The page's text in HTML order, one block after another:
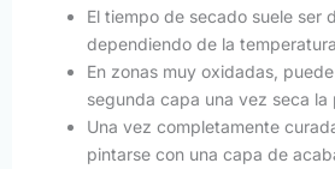
El tiempo de secado suele ser
dependiendo de la
En zonas muy oxidadas,
segunda capa una vez seca la
Una vez completamente
pintarse con una capa de